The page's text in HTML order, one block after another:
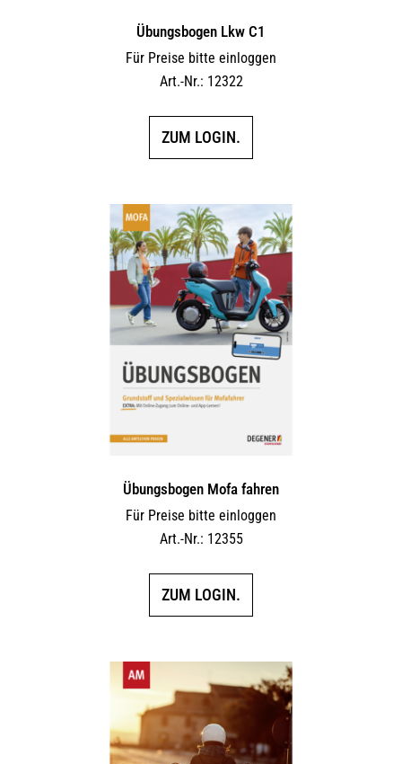
Übungsbogen Lkw C1
Für Preise bitte einloggen
Art.-Nr.: 12322
ZUM LOGIN.
Übungsbogen Mofa fahren
Für Preise bitte einloggen
Art.-Nr.: 12355
ZUM LOGIN.